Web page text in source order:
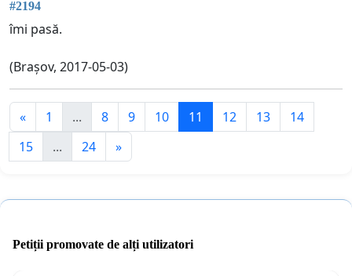
#2194
îmi pasă.
(Brașov, 2017-05-03)
« 1 ... 8 9 10 11 12 13
14
15
... 24 »
Petiții promovate de alți utilizatori